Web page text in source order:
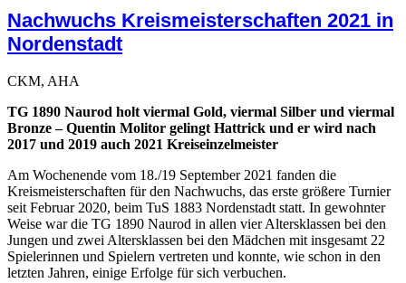
Nachwuchs Kreismeisterschaften 2021 in
Nordenstadt
CKM, AHA
TG 1890 Naurod holt viermal Gold, viermal Silber und viermal
Bronze – Quentin Molitor gelingt Hattrick und er wird nach
2017 und 2019 auch 2021 Kreiseinzelmeister
Am Wochenende vom 18./19 September 2021 fanden die
Kreismeisterschaften für den Nachwuchs, das erste größere Turnier
seit Februar 2020, beim TuS 1883 Nordenstadt statt. In gewohnter
Weise war die TG 1890 Naurod in allen vier Altersklassen bei den
Jungen und zwei Altersklassen bei den Mädchen mit insgesamt 22
Spielerinnen und Spielern vertreten und konnte, wie schon in den
letzten Jahren, einige Erfolge für sich verbuchen.